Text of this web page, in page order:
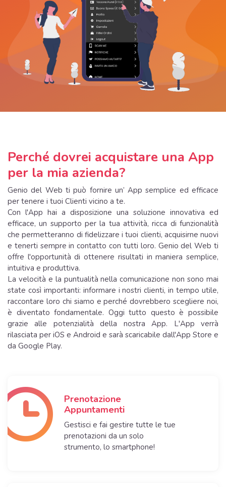
Perché dovrei acquistare una App
per la mia azienda?
Genio del Web ti può fornire un’ App semplice ed efficace
per tenere i tuoi Clienti vicino a te.
Con l'App hai a disposizione una soluzione innovativa ed
efficace, un supporto per la tua attività, ricca di funzionalità
che permetteranno di fidelizzare i tuoi clienti, acquisirne nuovi
e tenerti sempre in contatto con tutti loro. Genio del Web ti
offre l'opportunità di ottenere risultati in maniera semplice,
intuitiva e produttiva.
La velocità e la puntualità nella comunicazione non sono mai
state così importanti: informare i nostri clienti, in tempo utile,
raccontare loro chi siamo e perché dovrebbero scegliere noi,
è diventato fondamentale. Oggi tutto questo è possibile
grazie alle potenzialità della nostra App. L'App verrà
rilasciata per iOS e Android e sarà scaricabile dall'App Store e
da Google Play.
Prenotazione
Appuntamenti
Gestisci e fai gestire tutte le tue
prenotazioni da un solo
strumento, lo smartphone!